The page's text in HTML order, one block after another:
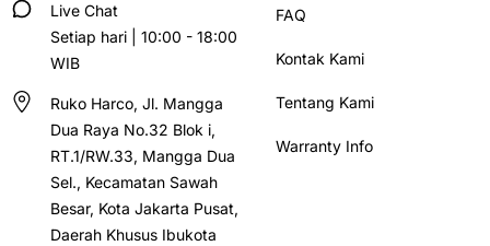
Live Chat
Setiap hari | 10:00 - 18:00
WIB
Ruko Harco, Jl. Mangga
Dua Raya No.32 Blok i,
RT.1/RW.33, Mangga Dua
Sel., Kecamatan Sawah
Besar, Kota Jakarta Pusat,
Daerah Khusus Ibukota
FAQ
Kontak Kami
Tentang Kami
Warranty Info